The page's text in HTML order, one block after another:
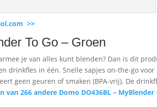
>>
To Go – Groen
je van alles kunt blenden? Dan is dit
drinkfles in één. Snelle sapjes on-the-go voor
geen geuren of smaken (BPA-vrij). De
van 266 andere Domo DO436BL – MyBlender